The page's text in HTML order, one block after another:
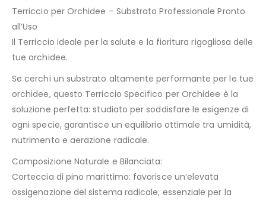
Terriccio per Orchidee – Substrato Professionale Pronto
all’Uso
Il Terriccio ideale per la salute e la fioritura rigogliosa delle
tue orchidee.
Se cerchi un substrato altamente performante per le tue
orchidee, questo Terriccio Specifico per Orchidee è la
soluzione perfetta: studiato per soddisfare le esigenze di
ogni specie, garantisce un equilibrio ottimale tra umidità,
nutrimento e aerazione radicale.
Composizione Naturale e Bilanciata:
Corteccia di pino marittimo: favorisce un’elevata
ossigenazione del sistema radicale, essenziale per la